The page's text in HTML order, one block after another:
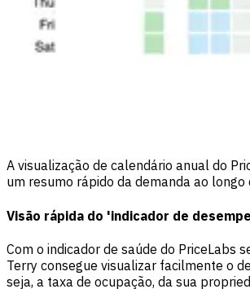
A visualização de calendário anual do
um resumo rápido da demanda ao longo
Visão rápida do 'indicador de
Com o indicador de saúde do PriceLabs
Terry consegue visualizar facilmente o
seja, a taxa de ocupação, da sua